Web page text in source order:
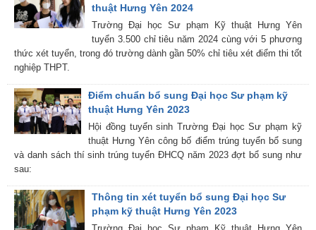
thuật Hưng Yên 2024
Trường Đại học Sư phạm Kỹ thuật Hưng Yên
tuyển 3.500 chỉ tiêu năm 2024 cùng với 5 phương
thức xét tuyển, trong đó trường dành gần 50% chỉ tiêu xét điểm thi tốt
nghiệp THPT.
Điểm chuẩn bổ sung Đại học Sư phạm kỹ
thuật Hưng Yên 2023
Hội đồng tuyển sinh Trường Đại học Sư phạm kỹ
thuật Hưng Yên công bố điểm trúng tuyển bổ sung
và danh sách thí sinh trúng tuyển ĐHCQ năm 2023 đợt bổ sung như
sau:
Thông tin xét tuyển bổ sung Đại học Sư
phạm kỹ thuật Hưng Yên 2023